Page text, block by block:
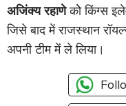
अजिंक्य रहाणेकोे किंग्स
जिसे बाद में राजस्थान
अपनी टीम में ले लिया।